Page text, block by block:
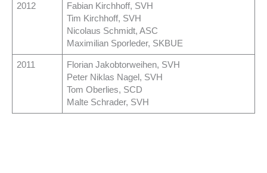
2012
Fabian Kirchhoff, SVH
Tim Kirchhoff, SVH
Nicolaus Schmidt, ASC
Maximilian Sporleder, SKBUE
2011
Florian Jakobtorweihen, SVH
Peter Niklas Nagel, SVH
Tom Oberlies, SCD
Malte Schrader, SVH